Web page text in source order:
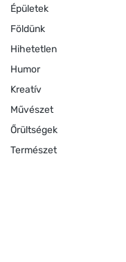
Épületek
Földünk
Hihetetlen
Humor
Kreatív
Művészet
Őrültségek
Természet